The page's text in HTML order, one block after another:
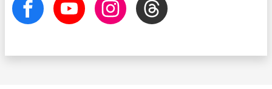
facebook Youtube InstagramThreads